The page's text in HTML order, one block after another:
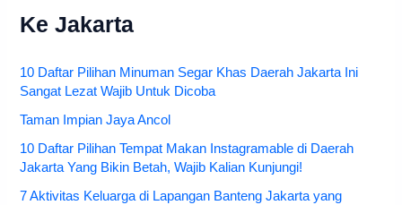
Ke Jakarta
10 Daftar Pilihan Minuman Segar Khas Daerah Jakarta Ini
Sangat Lezat Wajib Untuk Dicoba
Taman Impian Jaya Ancol
10 Daftar Pilihan Tempat Makan Instagramable di Daerah
Jakarta Yang Bikin Betah, Wajib Kalian Kunjungi!
7 Aktivitas Keluarga di Lapangan Banteng Jakarta yang